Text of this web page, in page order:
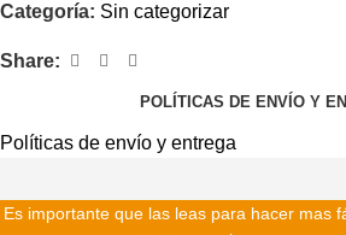
Categoría: Sin categorizar
Share:
POLÍTICAS DE ENVÍO Y
Políticas de envío y entrega
Es importante que las leas para hacer mas